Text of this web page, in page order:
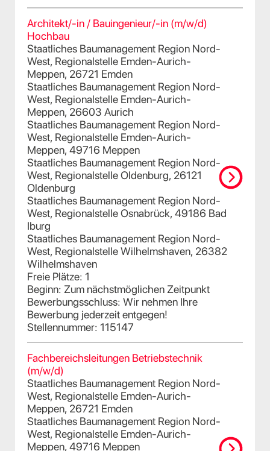
Architekt/-in / Bauingenieur/-in (m/w/d)
Hochbau
Staatliches Baumanagement Region Nord-
West, Regionalstelle Emden-Aurich-
Meppen, 26721 Emden
Staatliches Baumanagement Region Nord-
West, Regionalstelle Emden-Aurich-
Meppen, 26603 Aurich
Staatliches Baumanagement Region Nord-
West, Regionalstelle Emden-Aurich-
Meppen, 49716 Meppen
Staatliches Baumanagement Region Nord-
West, Regionalstelle Oldenburg, 26121
Oldenburg
Staatliches Baumanagement Region Nord-
West, Regionalstelle Osnabrück, 49186 Bad
Iburg
Staatliches Baumanagement Region Nord-
West, Regionalstelle Wilhelmshaven, 26382
Wilhelmshaven
Freie Plätze: 1
Beginn: Zum nächstmöglichen Zeitpunkt
Bewerbungsschluss: Wir nehmen Ihre
Bewerbung jederzeit entgegen!
Stellennummer: 115147
Fachbereichsleitungen Betriebstechnik
(m/w/d)
Staatliches Baumanagement Region Nord-
West, Regionalstelle Emden-Aurich-
Meppen, 26721 Emden
Staatliches Baumanagement Region Nord-
West, Regionalstelle Emden-Aurich-
Meppen, 49716 Meppen